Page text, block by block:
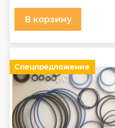
В корзину
Спецпредложение